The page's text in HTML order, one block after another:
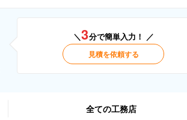
＼3分で簡単入力！ ／
見積を依頼する
全ての工務店